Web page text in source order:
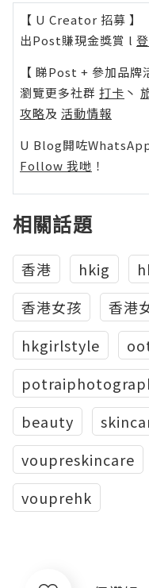
【 U Creator 招募 】
出Post賺現金獎賞 l
【 睇Post + 參加品牌
瀏覽更多社群 打卡 丶
攻略及 活動情報
U Blog開咗
Follow 我哋 ！
相關話題
香港 hkig
香港女孩
香港
hkgirlstyle
beauty
voupreskincare
vouprehk